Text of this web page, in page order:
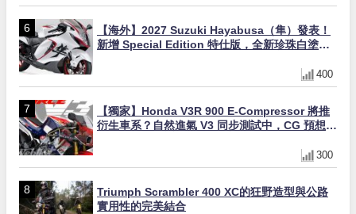
【海外】2027 Suzuki Hayabusa（隼）發表！
新增 Special Edition 特仕版，全新珍珠白塗裝
400
【獨家】Honda V3R 900 E-Compressor 將推
衍生車系？自然進氣 V3 同步測試中，CG 預想曝
300
Triumph Scrambler 400 XC的狂野造型與公路
實用性的完美結合